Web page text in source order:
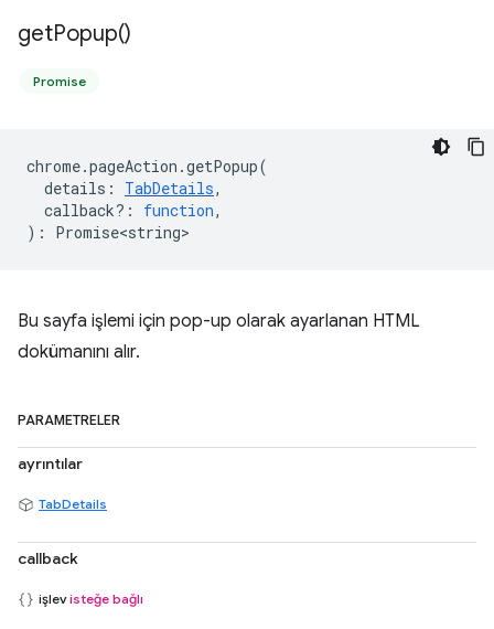
getPopup()
Promise
chrome.pageAction .getPopup(
details : TabDetails,
callback? : function,
) : Promise<string>
Bu sayfa işlemi için pop-up olarak ayarlanan HTML
dokümanını alır.
PARAMETRELER
ayrıntılar
TabDetails
callback
işlevisteğe bağlı